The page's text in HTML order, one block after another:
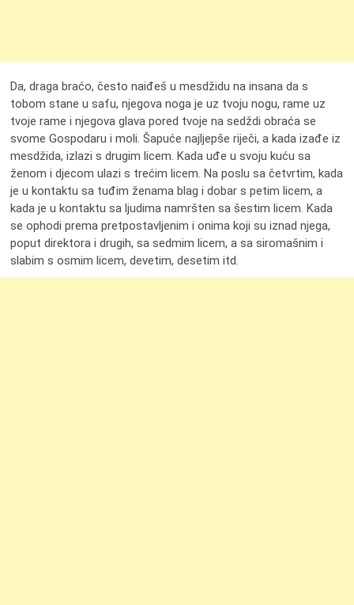
Da, draga braćo, često naiđeš u mesdžidu na insana da s
tobom stane u safu, njegova noga je uz tvoju nogu, rame uz
tvoje rame i njegova glava pored tvoje na sedždi obraća se
svome Gospodaru i moli. Šapuće najljepše riječi, a kada izađe iz
mesdžida, izlazi s drugim licem. Kada uđe u svoju kuću sa
ženom i djecom ulazi s trećim licem. Na poslu sa četvrtim, kada
je u kontaktu sa tuđim ženama blag i dobar s petim licem, a
kada je u kontaktu sa ljudima namršten sa šestim licem. Kada
se ophodi prema pretpostavljenim i onima koji su iznad njega,
poput direktora i drugih, sa sedmim licem, a sa siromašnim i
slabim s osmim licem, devetim, desetim itd.